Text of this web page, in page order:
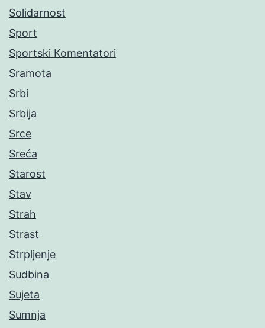
Solidarnost
Sport
Sportski Komentatori
Sramota
Srbi
Srbija
Srce
Sreća
Starost
Stav
Strah
Strast
Strpljenje
Sudbina
Sujeta
Sumnja